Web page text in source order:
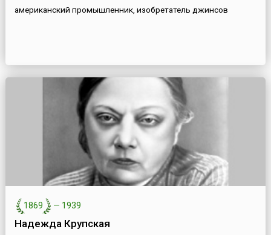
американский промышленник, изобретатель джинсов
1869 — 1939
Надежда Крупская